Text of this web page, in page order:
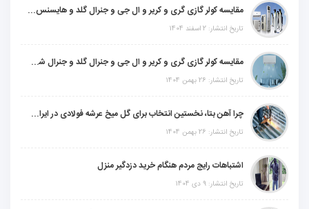
مقایسه کولر گازی گری و کریر و ال جی و جنرال گلد و هایسنس و مدیا و اجنرال
تاریخ انتشار: 2 اسفند 1404
مقایسه کولر گازی گری و کریر و ال جی و جنرال گلد و جنرال شکار و سامسونگ و یونیوا
تاریخ انتشار: 26 بهمن 1404
چرا آهن بتا، نخستین انتخاب برای گل میخ عرشه فولادی در ایران است؟
تاریخ انتشار: 26 بهمن 1404
اشتباهات رایج مردم هنگام خرید دزدگیر منزل
تاریخ انتشار: 9 دی 1404